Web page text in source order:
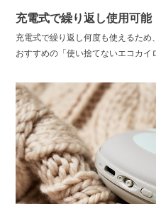
充電式で繰り返し使用可能
充電式で繰り返し何度も使えるた
おすすめの「使い捨てないエコカイ